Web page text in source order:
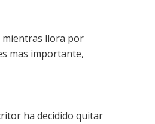
mientras llora por
mas importante,
ha decidido quitar